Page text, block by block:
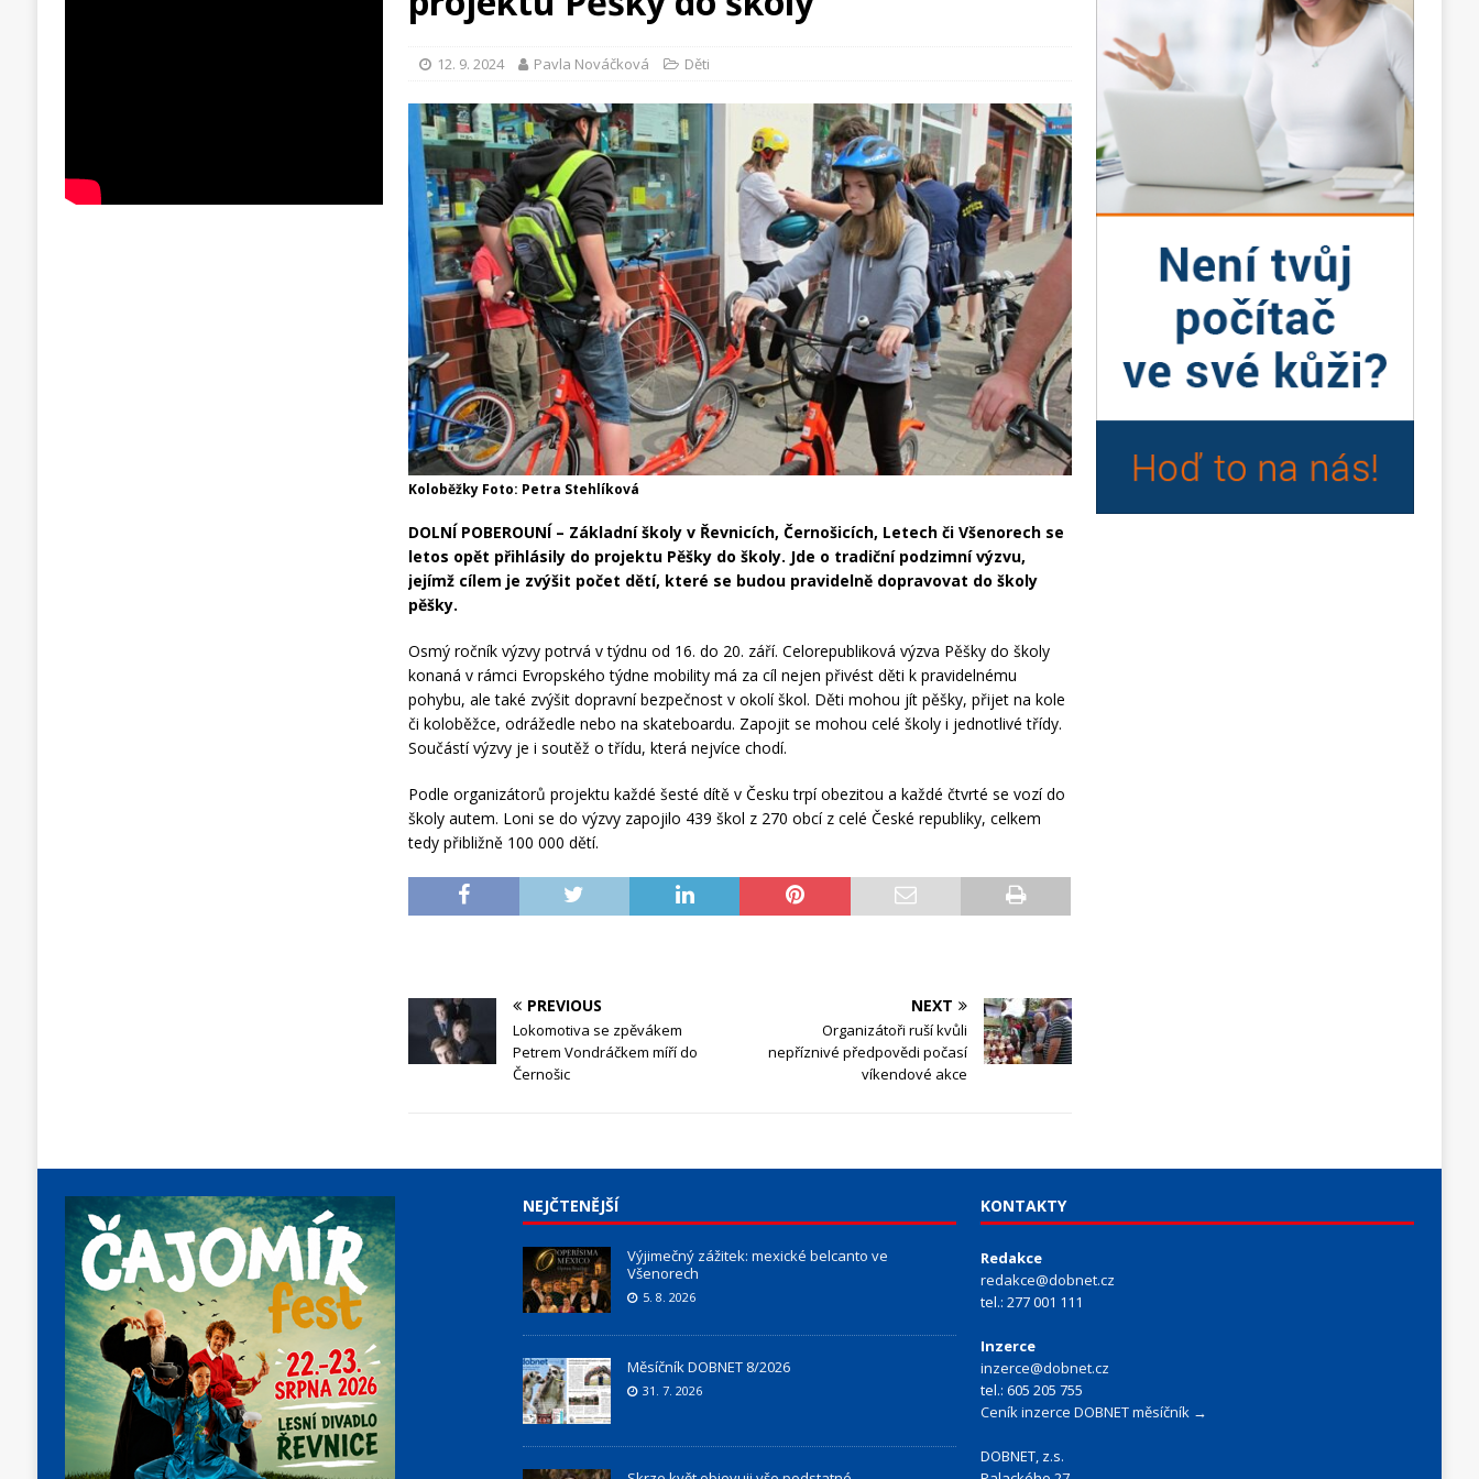
12. 9. 2024 Pavla Nováčková Děti
Koloběžky Foto: Petra Stehlíková
DOLNÍ POBEROUNÍ – Základní školy v Řevnicích, Černošicích, Letech či Všenorech se
letos opět přihlásily do projektu Pěšky do školy. Jde o tradiční podzimní výzvu,
jejímž cílem je zvýšit počet dětí, které se budou pravidelně dopravovat do školy
pěšky.
Osmý ročník výzvy potrvá v týdnu od 16. do 20. září. Celorepubliková výzva Pěšky do školy
konaná v rámci Evropského týdne mobility má za cíl nejen přivést děti k pravidelnému
pohybu, ale také zvýšit dopravní bezpečnost v okolí škol. Děti mohou jít pěšky, přijet na kole
či koloběžce, odrážedle nebo na skateboardu. Zapojit se mohou celé školy i jednotlivé třídy.
Součástí výzvy je i soutěž o třídu, která nejvíce chodí.
Podle organizátorů projektu každé šesté dítě v Česku trpí obezitou a každé čtvrté se vozí do
školy autem. Loni se do výzvy zapojilo 439 škol z 270 obcí z celé České republiky, celkem
tedy přibližně 100 000 dětí.
PREVIOUS
Lokomotiva se zpěvákem
Petrem Vondráčkem míří do
Černošic
NEXT
Organizátoři ruší kvůli
nepříznivé předpovědi počasí
víkendové akce
NEJČTENĚJŠÍ
Výjimečný zážitek: mexické belcanto ve
Všenorech
5. 8. 2026
Měsíčník DOBNET 8/2026
31. 7. 2026
KONTAKTY
Redakce
redakce@dobnet.cz
tel.: 277 001 111
Inzerce
inzerce@dobnet.cz
tel.: 605 205 755
Ceník inzerce DOBNET měsíčník →
DOBNET, z.s.